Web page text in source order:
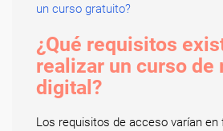
un curso gratuito?
¿Qué requisitos
realizar un curso de
digital?
Los requisitos de acceso varían